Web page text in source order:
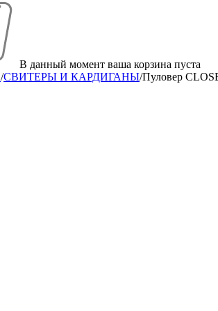
В данный момент ваша корзина пуста
/СВИТЕРЫ И КАРДИГАНЫ/Пуловер